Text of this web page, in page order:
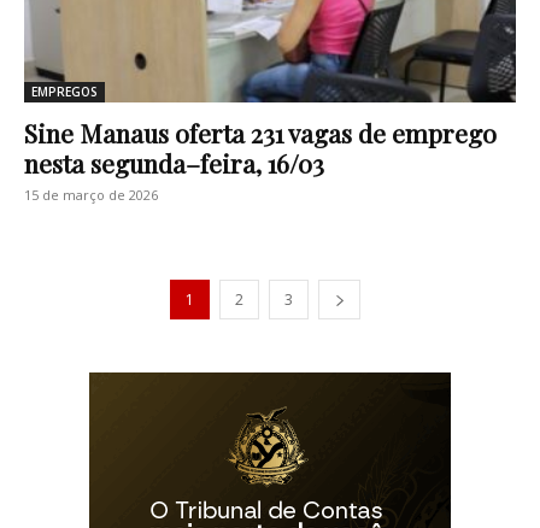
EMPREGOS
Sine Manaus oferta 231 vagas de emprego
nesta segunda–feira, 16/03
15 de março de 2026
1 2 3